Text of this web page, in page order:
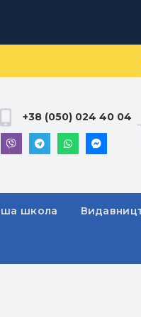
+38 (050) 024 40 04
школа